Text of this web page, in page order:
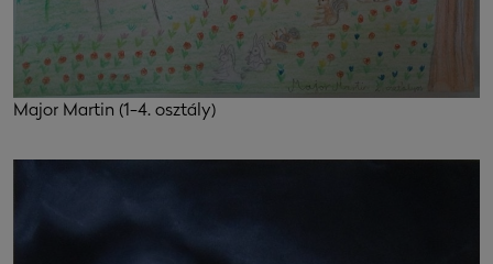
Major Martin (1-4. osztály)